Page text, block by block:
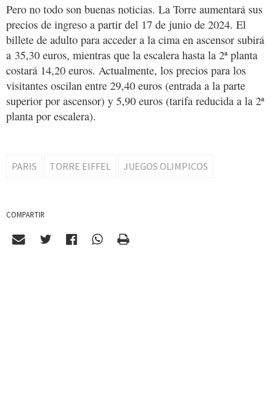
Pero no todo son buenas noticias. La Torre aumentará sus
precios de ingreso a partir del 17 de junio de 2024. El
billete de adulto para acceder a la cima en ascensor subirá
a 35,30 euros, mientras que la escalera hasta la 2ª planta
costará 14,20 euros. Actualmente, los precios para los
visitantes oscilan entre 29,40 euros (entrada a la parte
superior por ascensor) y 5,90 euros (tarifa reducida a la 2ª
planta por escalera).
PARIS TORRE EIFFEL JUEGOS OLIMPICOS
COMPARTIR